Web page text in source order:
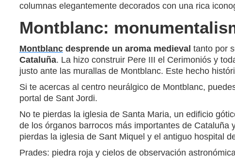
columnas elegantemente decorados con una rica
Montblanc:
Montblanc desprende un aroma medieval tanto por
Cataluña. La hizo construir Pere III el Cerimoniós y
justo ante las murallas de Montblanc. Este hecho
Si te acercas al centro neurálgico de Montblanc,
portal de Sant Jordi.
No te pierdas la iglesia de Santa Maria, un edificio
de los órganos barrocos más importantes de
pierdas la iglesia de Sant Miquel y el antiguo hospital
Prades: piedra roja y cielos de observación